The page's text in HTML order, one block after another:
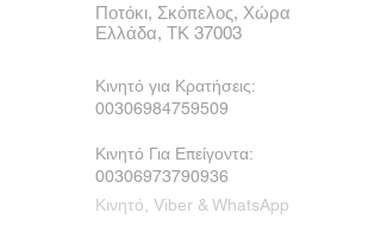
Ποτόκι, Σκόπελος, Χώρα
Ελλάδα, ΤΚ 37003
Κινητό για Κρατήσεις:
00306984759509
Κινητό Για Επείγοντα:
00306973790936
Κινητό, Viber & WhatsApp